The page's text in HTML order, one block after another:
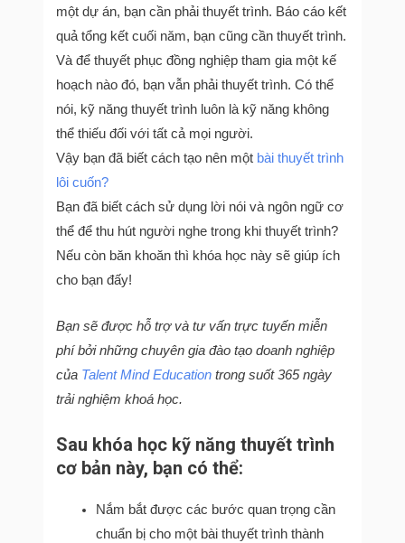
một dự án, bạn cần phải thuyết trình. Báo cáo kết
quả tổng kết cuối năm, bạn cũng cần thuyết trình.
Và để thuyết phục đồng nghiệp tham gia một kế
hoạch nào đó, bạn vẫn phải thuyết trình. Có thể
nói, kỹ năng thuyết trình luôn là kỹ năng không
thể thiếu đối với tất cả mọi người.
Vậy bạn đã biết cách tạo nên một bài thuyết trình
lôi cuốn?
Bạn đã biết cách sử dụng lời nói và ngôn ngữ cơ
thể để thu hút người nghe trong khi thuyết trình?
Nếu còn băn khoăn thì khóa học này sẽ giúp ích
cho bạn đấy!
Bạn sẽ được hỗ trợ và tư vấn trực tuyến miễn
phí bởi những chuyên gia đào tạo doanh nghiệp
của Talent Mind Education trong suốt 365 ngày
trải nghiệm khoá học.
Sau khóa học kỹ năng thuyết trình
cơ bản này, bạn có thể:
Nắm bắt được các bước quan trọng cần
chuẩn bị cho một bài thuyết trình thành